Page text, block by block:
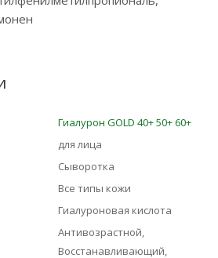
Гиалурон GOLD 40+ 50+ 60+
для лица
Сыворотка
Все типы кожи
Гиалуроновая кислота
Антивозрастной,
Восстанавливающий,